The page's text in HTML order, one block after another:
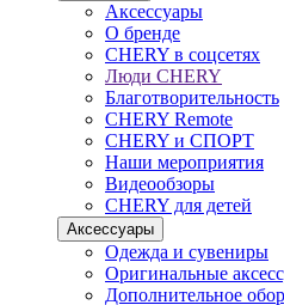
Аксессуары
О бренде
CHERY в соцсетях
Люди CHERY
Благотворительность
CHERY Remote
CHERY и СПОРТ
Наши мероприятия
Видеообзоры
CHERY для детей
Аксессуары
Одежда и сувениры
Оригинальные
Дополнительное